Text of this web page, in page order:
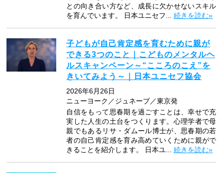
との向き合い方など、成長に欠かせないスキル
を育んでいます。 日本ユニセフ...続きを読む»
子どもが自己肯定感を育むために親が
できる3つのこと｜こどものメンタルヘ
ルスキャンペーン～“こころのこえ”を
きいてみよう～｜日本ユニセフ協会
2026年6月26日
ニューヨーク／ジュネーブ／東京発
自信をもって思春期を過ごすことは、幸せで充
実した人生の土台をつくります。心理学者で母
親でもあるリサ・ダムール博士が、思春期の若
者の自己肯定感を育み高めていくために親がで
きることを紹介します。 日本ユ...続きを読む»